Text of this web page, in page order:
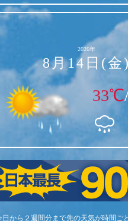
2026年
8月14日(金
33℃
日から２週間分まで先の天気が時間ご